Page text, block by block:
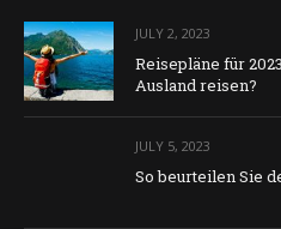
JULY 2, 2023
Reisepläne für
Ausland reisen?
JULY 5, 2023
So beurteilen Sie